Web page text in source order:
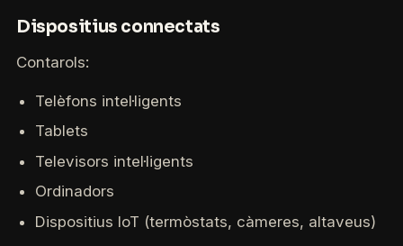
Dispositius connectats
Contarols:
Telèfons intel·ligents
Tablets
Televisors intel·ligents
Ordinadors
Dispositius IoT (termòstats, càmeres, altaveus)